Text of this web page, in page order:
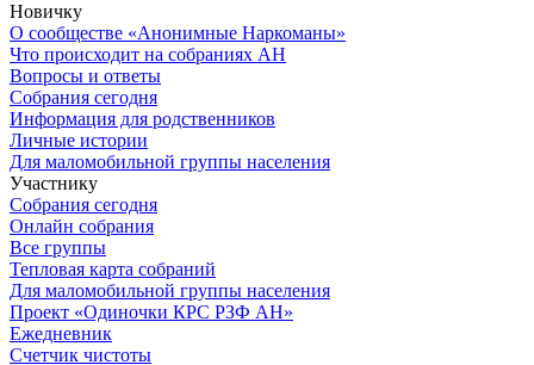
Новичку
О сообществе «Анонимные Наркоманы»
Что происходит на собраниях АН
Вопросы и ответы
Собрания сегодня
Информация для родственников
Личные истории
Для маломобильной группы населения
Участнику
Собрания сегодня
Онлайн собрания
Все группы
Тепловая карта собраний
Для маломобильной группы населения
Проект «Одиночки КРС РЗФ АН»
Ежедневник
Счетчик чистоты